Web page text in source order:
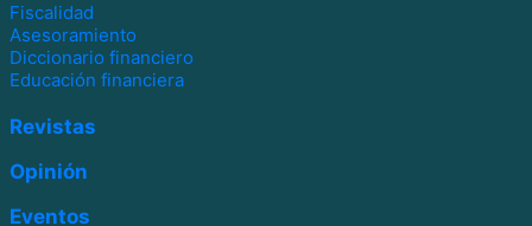
Fiscalidad
Asesoramiento
Diccionario financiero
Educación financiera
Revistas
Opinión
Eventos